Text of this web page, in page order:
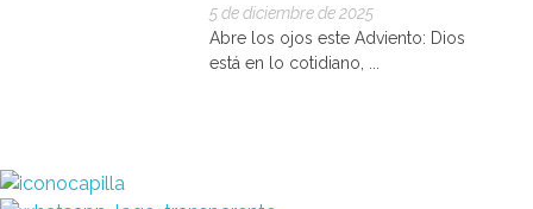
5 de diciembre de 2025
Abre los ojos este Adviento: Dios
está en lo cotidiano, ...